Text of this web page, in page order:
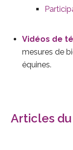
Vidéos de
mesures de
équines.
Articles